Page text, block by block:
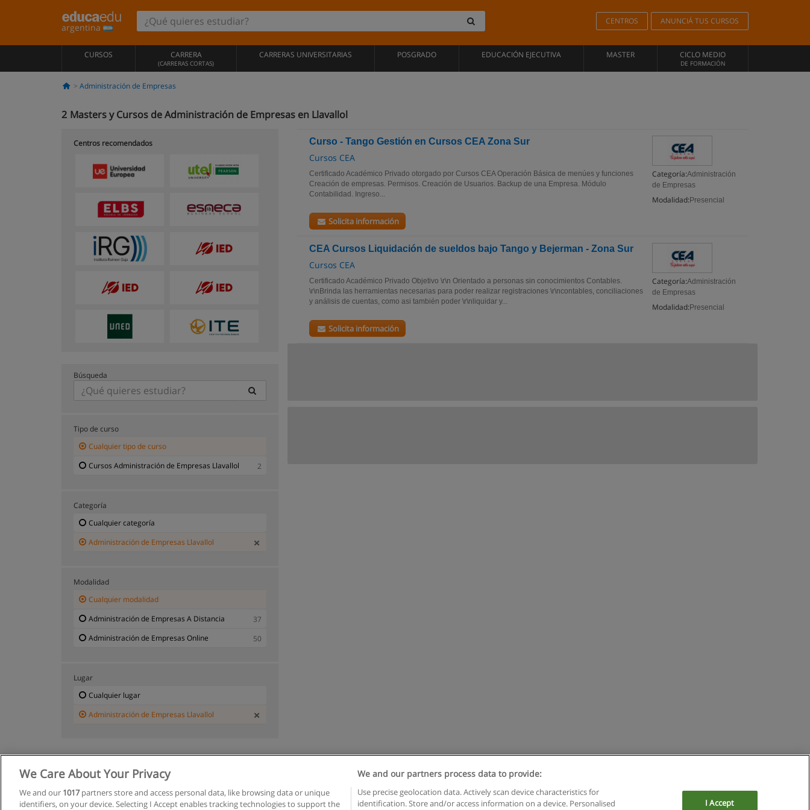
argentina
CENTROS ANUNCIÁ TUS CURSOS
CURSOS CARRERA
(CARRERAS CORTAS)
CARRERAS UNIVERSITARIAS POSGRADO EDUCACIÓN EJECUTIVA MASTER CICLO MEDIO
DE FORMACIÓN
Administración de Empresas
2 Masters y Cursos de Administración de Empresas en Llavallol
Curso - Tango Gestión en Cursos CEA Zona Sur
Cursos CEA
Categoría:Administración
de Empresas
Modalidad: Presencial
Certificado Académico Privado otorgado por Cursos CEA Operación Básica de menúes y funciones
Creación de empresas. Permisos. Creación de Usuarios. Backup de una Empresa. Módulo
Contabilidad. Ingreso...
Solicita información
CEA Cursos Liquidación de sueldos bajo Tango y Bejerman - Zona Sur
Cursos CEA
Categoría:Administración
de Empresas
Modalidad: Presencial
Certificado Académico Privado Objetivo \r\n Orientado a personas sin conocimientos Contables.
\r\nBrinda las herramientas necesarias para poder realizar registraciones \r\ncontables, conciliaciones
y análisis de cuentas, como asi también poder \r\nliquidar y...
Solicita información
Centros recomendados
Búsqueda
Tipo de curso
Cualquier tipo de curso
Cursos Administración de Empresas Llavallol
2
Categoría
Cualquier categoría
Administración de Empresas Llavallol
Modalidad
Cualquier modalidad
Administración de Empresas A Distancia
37
Administración de Empresas Online
50
Lugar
Cualquier lugar
Administración de Empresas Llavallol
We Care About Your Privacy
We and our 1017partners store and access personal data, like browsing data or unique
identifiers, on your device. Selecting I Accept enables tracking technologies to support the
We and our partners process data to provide:
Use precise geolocation data. Actively scan device characteristics for
identification. Store and/or access information on a device. Personalised
I Accept